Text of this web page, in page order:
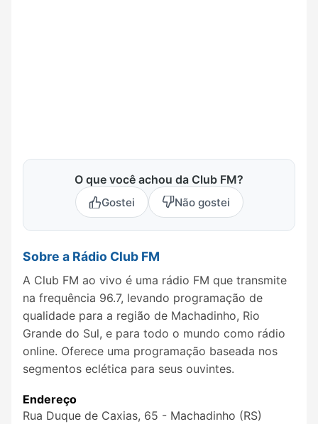
O que você achou da Club FM?
Gostei Não gostei
Sobre a Rádio Club FM
A Club FM ao vivo é uma rádio FM que transmite
na frequência 96.7, levando programação de
qualidade para a região de Machadinho, Rio
Grande do Sul, e para todo o mundo como rádio
online. Oferece uma programação baseada nos
segmentos eclética para seus ouvintes.
Endereço
Rua Duque de Caxias, 65 - Machadinho (RS)